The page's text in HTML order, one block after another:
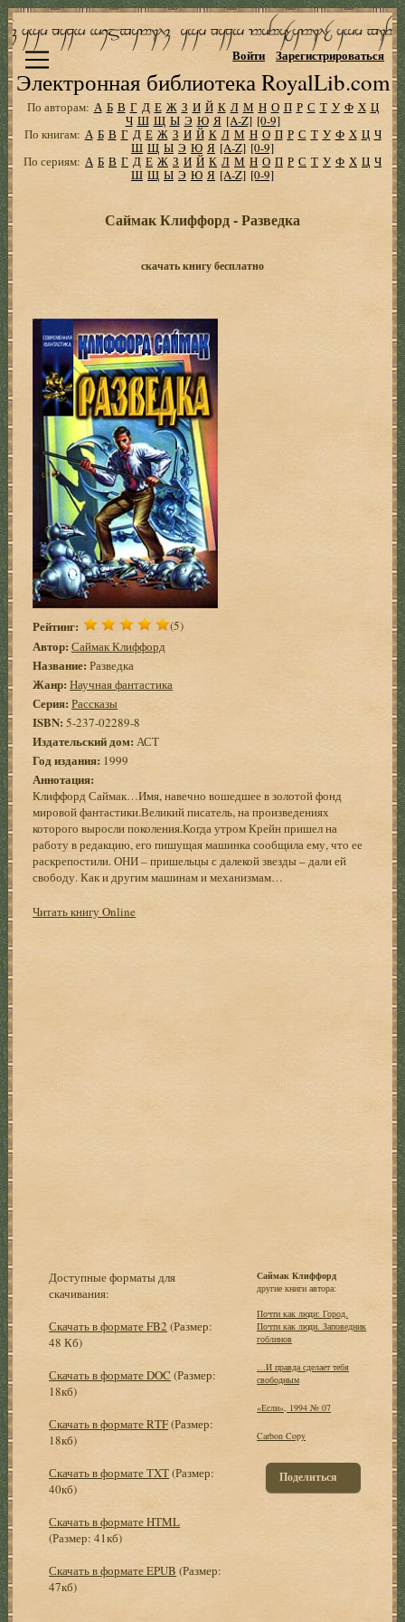
Электронная библиотека RoyalLib.com
Войти Зарегистрироваться
По авторам: А Б В Г Д Е Ж З И Й К Л М Н О П Р С Т У Ф Х Ц
Ч Ш Щ Ы Э Ю Я [A-Z] [0-9]
По книгам: А Б В Г Д Е Ж З И Й К Л М Н О П Р С Т У Ф Х Ц Ч
Ш Щ Ы Э Ю Я [A-Z] [0-9]
По сериям: А Б В Г Д Е Ж З И Й К Л М Н О П Р С Т У Ф Х Ц Ч
Ш Щ Ы Э Ю Я [A-Z] [0-9]
Саймак Клиффорд - Разведка
скачать книгу бесплатно
Рейтинг: (5)
Автор: Саймак Клиффорд
Название: Разведка
Жанр: Научная фантастика
Серия: Рассказы
ISBN: 5-237-02289-8
Издательский дом: АСТ
Год издания: 1999
Аннотация:
Клиффорд Саймак…Имя, навечно вошедшее в золотой фонд
мировой фантастики.Великий писатель, на произведениях
которого выросли поколения.Когда утром Крейн пришел на
работу в редакцию, его пишущая машинка сообщила ему, что ее
раскрепостили. ОНИ – пришельцы с далекой звезды – дали ей
свободу. Как и другим машинам и механизмам…
Читать книгу Online
Доступные форматы для
скачивания:
Скачать в формате FB2 (Размер:
48 Кб)
Скачать в формате DOC (Размер:
18кб)
Скачать в формате RTF(Размер:
18кб)
Скачать в формате TXT(Размер:
40кб)
Скачать в формате HTML
(Размер: 41кб)
Скачать в формате EPUB (Размер:
47кб)
Саймак Клиффорд
другие книги автора:
Почти как люди: Город.
Почти как люди. Заповедник
гоблинов
…И правда сделает тебя
свободным
«Если», 1994 № 07
Carbon Copy
Поделиться